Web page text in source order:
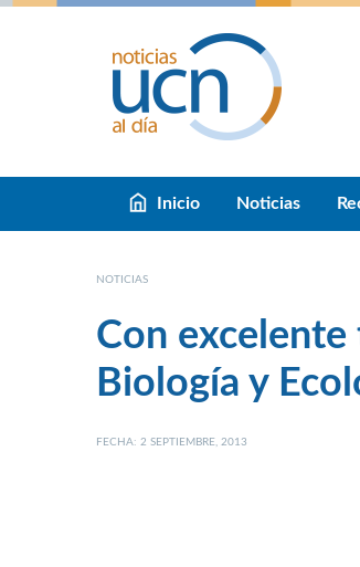
Inicio Noticias
NOTICIAS
Con
Biología y
FECHA: 2 SEPTIEMBRE, 2013